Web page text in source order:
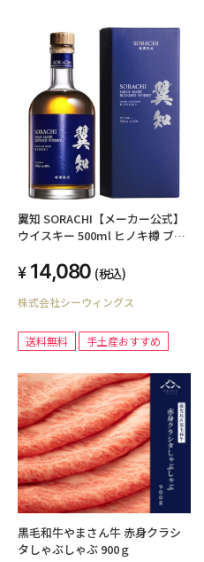
翼知 SORACHI【メーカー公式】
ウイスキー 500ml ヒノキ樽 ブレ
フト プレゼントにも最適】
14,080 (税込)
株式会社シーウィングス
送料無料 手土産おすすめ
黒毛和牛やまさん牛 赤身クラシ
タしゃぶしゃぶ 900ｇ